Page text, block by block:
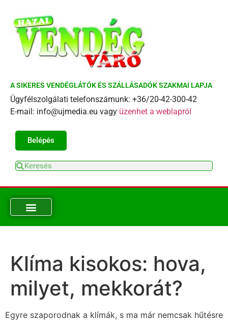
A SIKERES VENDÉGLÁTÓK ÉS SZÁLLÁSADÓK SZAKMAI LAPJA
Ügyfélszolgálati telefonszámunk: +36/20-42-300-42
E-mail: info@ujmedia.eu vagy üzenhet a weblapról
Belépés
Klíma kisokos: hova,
milyet, mekkorát?
Egyre szaporodnak a klímák, s ma már nemcsak hűtésre